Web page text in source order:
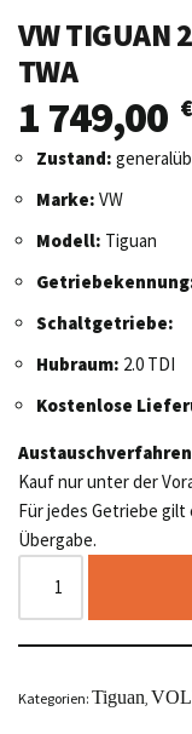
VW TIGUAN
TWA
1 749,00 €
Zustand:
Marke: VW
Modell: Tiguan
Schaltgetriebe:
Hubraum: 2.0 TDI
Kostenlose
Kauf nur unter der
Für jedes Getriebe gilt
Übergabe.
Kategorien: Tiguan